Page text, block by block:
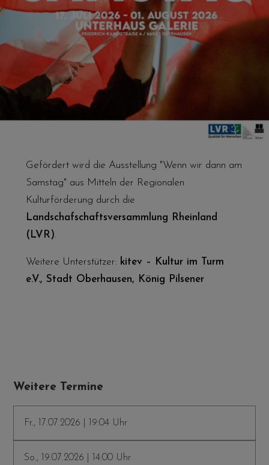
Gefördert wird die Ausstellung "Wenn wir dann am
Samstag" aus Mitteln der Regionalen
Kulturförderung durch die
Landschafschaftsversammlung Rheinland
(LVR).
Weitere Unterstützer: kitev – Kultur im Turm
e.V., Stadt Oberhausen, König Pilsener
Weitere Termine
Fr., 17.07.2026 | 19:04 Uhr
So., 19.07.2026 | 14:00 Uhr